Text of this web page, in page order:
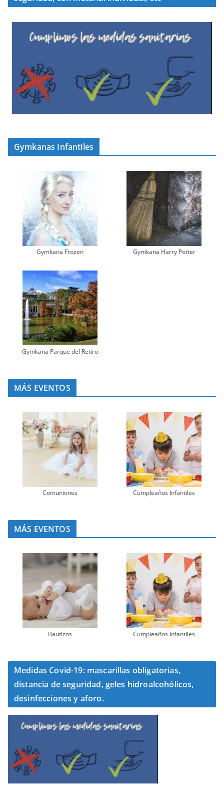
Gymkanas Infantiles
Gymkana Frozen Gymkana Harry Potter
Gymkana Parque del Retiro
MÁS EVENTOS
Comuniones Cumpleaños Infantiles
MÁS EVENTOS
Bautizos Cumpleaños Infantiles
Medidas Covid-19: mascarillas obligatorias,
distancia de seguridad, geles hidroalcohólicos,
desinfecciones y aforo.